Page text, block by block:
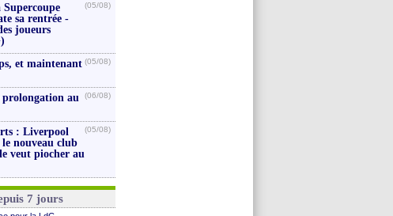
Supercoupe
sa rentrée -
joueurs
(05/08)
et maintenant (05/08)
au
(06/08)
: Liverpool
nouveau club
veut piocher au
(05/08)
7 jours